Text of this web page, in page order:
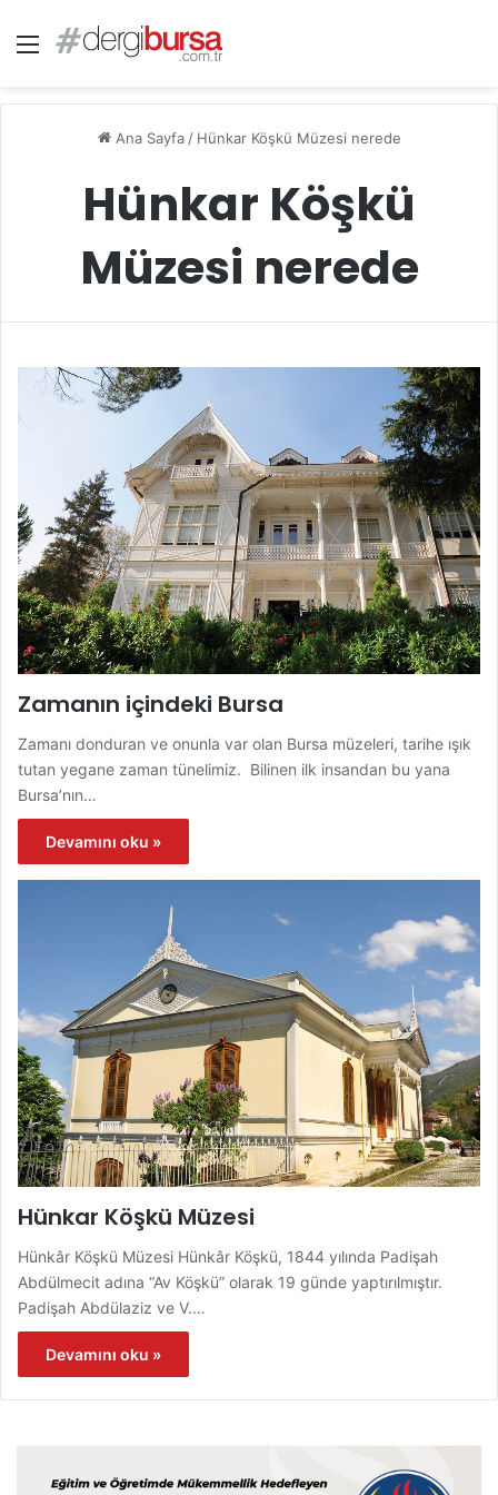
Menü
Ana Sayfa / Hünkar Köşkü Müzesi nerede
Hünkar Köşkü
Müzesi nerede
Zamanın içindeki Bursa
Zamanı donduran ve onunla var olan Bursa müzeleri, tarihe ışık
tutan yegane zaman tünelimiz. Bilinen ilk insandan bu yana
Bursa’nın…
Devamını oku »
Hünkar Köşkü Müzesi
Hünkâr Köşkü Müzesi Hünkâr Köşkü, 1844 yılında Padişah
Abdülmecit adına “Av Köşkü” olarak 19 günde yaptırılmıştır.
Padişah Abdülaziz ve V.…
Devamını oku »